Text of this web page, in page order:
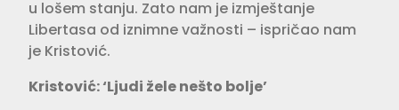
u lošem stanju. Zato nam je izmještanje
Libertasa od iznimne važnosti – ispričao nam
je Kristović.
Kristović: ‘Ljudi žele nešto bolje’